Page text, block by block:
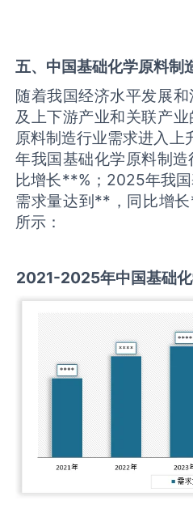
五、中国基础化学原料制
随着我国经济水平发展
及上下游产业和关联产
原料制造行业需求进入
年我国基础化学原料制
比增长**%；2025年我
需求量达到**，同比增
所示：
2021-2025年中国基础